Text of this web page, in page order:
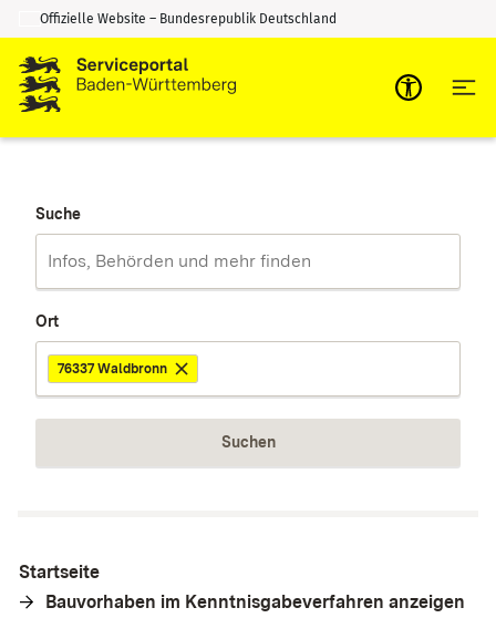
Zum Inhalt springen
Zur Suche springen
Offizielle Website – Bundesrepublik Deutschland
Suche
Ort
76337 Waldbronn
Suchen
Startseite
Bauvorhaben im Kenntnisgabeverfahren anzeigen